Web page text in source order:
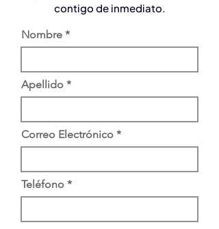
contigo de inmediato.
Nombre
Apellido
Correo Electrónico
Teléfono